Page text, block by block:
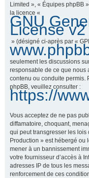
Limited », « Équipes phpBB
la licence «
GNU
License v2
» (désigné ci-après par «
seulement les discussions
responsable de ce que nous
contenu ou conduite permis.
phpBB, veuillez consulter :
https://
Vous acceptez de ne pas
diffamatoire, choquant,
qui peut transgresser les lois
Production » est hébergé ou
mener à un bannissement
votre fournisseur d’accès à
adresses IP de tous les
renforcement de ces